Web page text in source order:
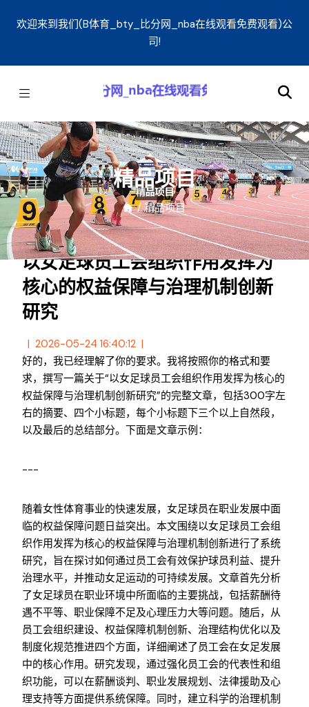
欢迎来到我们(B体育_bty_比分网_nba在线观看免费观看)公
司!
精品项目
/ 精品项目
以女足球员工会组织作用发挥为
核心的权益保障与治理机制创新
研究
2026-05-24 16:40:12
好的，我已经理解了你的要求。我将按照你的格式和要
求，撰写一篇关于“以女足球员工会组织作用发挥为核心的
权益保障与治理机制创新研究”的完整文章，包括300字左
右的摘要、四个小标题，每个小标题下三个以上自然段，
以及最后的总结部分。下面是文章示例：
---
随着女性体育事业的快速发展，女足球员在职业发展中面
临的权益保障问题日益突出。本文围绕以女足球员工会组
织作用发挥为核心的权益保障与治理机制创新进行了系统
研究，旨在探讨如何通过员工会有效保护球员利益、提升
治理水平，并推动女足运动的可持续发展。文章首先分析
了女足球员在职业环境中所面临的主要挑战，包括薪酬待
遇不平等、职业保障不足及心理压力大等问题。随后，从
员工会组织建设、权益保障机制创新、治理结构优化以及
制度化规范推进四个方面，详细阐述了员工会在女足发展
中的核心作用。研究发现，通过强化员工会的代表性和组
织功能，可以在薪酬谈判、职业发展规划、法律援助及心
理支持等方面提供系统保障。同时，建立科学的治理机制